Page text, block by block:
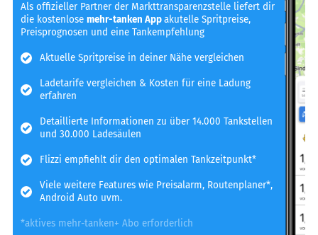
Als offizieller Partner der Markttransparenzstelle liefert dir
die kostenlosemehr-tanken Appakutelle Spritpreise,
Preisprognosen und eine Tankempfehlung
Aktuelle Spritpreise in deiner Nähe vergleichen
Ladetarife vergleichen & Kosten für eine Ladung
erfahren
Detaillierte Informationen zu über 14.000 Tankstellen
und 30.000 Ladesäulen
Flizzi empfiehlt dir den optimalen Tankzeitpunkt*
Viele weitere Features wie Preisalarm, Routenplaner*,
Android Auto uvm.
*aktives mehr-tanken+ Abo erforderlich